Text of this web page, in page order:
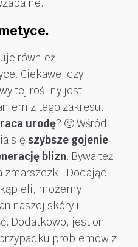
również
Ciekawe, czy
tej rośliny jest
z tego zakresu.
urodę? 🙂 Wśród
się szybsze gojenie
blizn. Bywa też
zmarszczki. Dodając
możemy
naszej skóry i
Dodatkowo, jest on
problemów z